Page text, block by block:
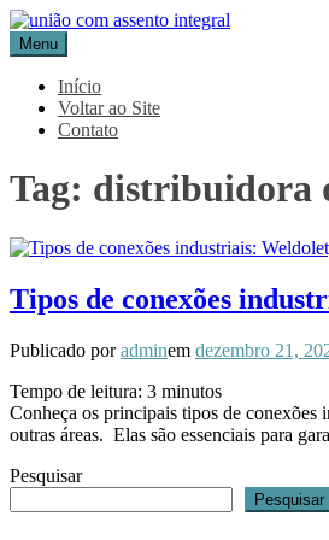
Pular
para
o
conteúdo
Blog Aceflan
Líder em Acessórios Industriais
Menu
Início
Voltar ao Site
Contato
Tag: distribuidora
Tipos de conexões
Publicado poradminem dezembro 21,
Tempo de leitura: 3 minutos
Conheça os principais tipos de conexões
outras áreas. Elas são essenciais para
Pesquisar
Pesquisar